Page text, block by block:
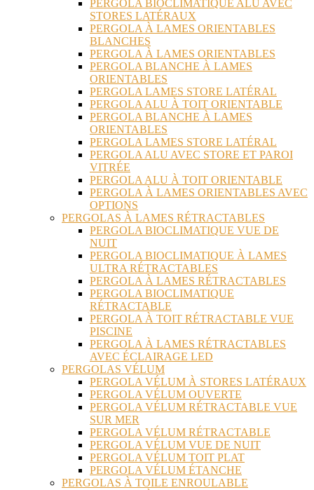
PERGOLA BIOCLIMATIQUE ALU AVEC
STORES LATÉRAUX
PERGOLA À LAMES ORIENTABLES
BLANCHES
PERGOLA À LAMES ORIENTABLES
PERGOLA BLANCHE À LAMES
ORIENTABLES
PERGOLA LAMES STORE LATÉRAL
PERGOLA ALU À TOIT ORIENTABLE
PERGOLA BLANCHE À LAMES
ORIENTABLES
PERGOLA LAMES STORE LATÉRAL
PERGOLA ALU AVEC STORE ET PAROI
VITRÉE
PERGOLA ALU À TOIT ORIENTABLE
PERGOLA À LAMES ORIENTABLES AVEC
OPTIONS
PERGOLAS À LAMES RÉTRACTABLES
PERGOLA BIOCLIMATIQUE VUE DE
NUIT
PERGOLA BIOCLIMATIQUE À LAMES
ULTRA RÉTRACTABLES
PERGOLA À LAMES RÉTRACTABLES
PERGOLA BIOCLIMATIQUE
RÉTRACTABLE
PERGOLA À TOIT RÉTRACTABLE VUE
PISCINE
PERGOLA À LAMES RÉTRACTABLES
AVEC ÉCLAIRAGE LED
PERGOLAS VÉLUM
PERGOLA VÉLUM À STORES LATÉRAUX
PERGOLA VÉLUM OUVERTE
PERGOLA VÉLUM RÉTRACTABLE VUE
SUR MER
PERGOLA VÉLUM RÉTRACTABLE
PERGOLA VÉLUM VUE DE NUIT
PERGOLA VÉLUM TOIT PLAT
PERGOLA VÉLUM ÉTANCHE
PERGOLAS À TOILE ENROULABLE